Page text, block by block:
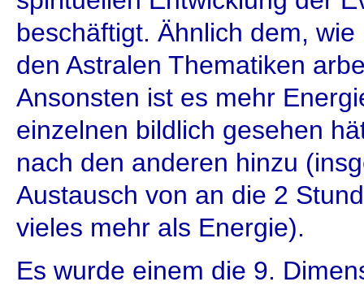
beschäftigt. Ähnlich dem,
den Astralen Thematiken
Ansonsten ist es mehr
einzelnen bildlich gesehen
nach den anderen hinzu
Austausch von an die 2
vieles mehr als Energie).
Es wurde einem die 9.